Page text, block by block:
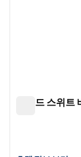
홈우드 스위